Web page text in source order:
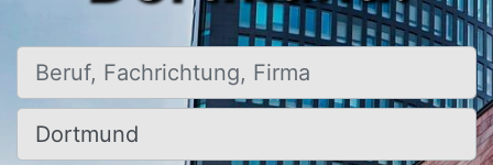
Beruf, Fachrichtung, Firma
Ort, Stadt